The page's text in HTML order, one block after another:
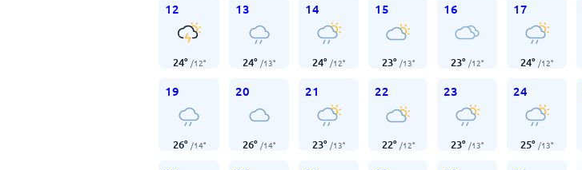
12
24° /12°
13
24° /13°
14
24° /12°
15
23° /13°
16
23° /12°
17
24° /12°
19
26° /14°
20
26° /14°
21
23° /13°
22
22° /12°
23
23° /13°
24
25° /13°